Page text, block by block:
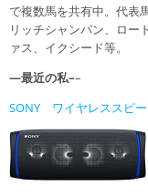
で複数馬を共有中。代表
リッチシャンパン、ロー
ァス、イクシード等。
—最近の私––
SONY ワイヤレススピ